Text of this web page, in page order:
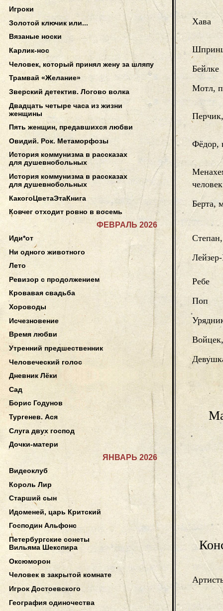
Хава
Бейлке
Мотл,
Фёдор,
Берта,
Ребе
Поп
Игроки
Золотой ключик или...
Вязаные носки
Карлик-нос
Человек, который принял жену за шляпу
Трамвай «Желание»
Зверский детектив. Логово волка
Двадцать четыре часа из жизни
женщины
Пять женщин, предавшихся любви
Овидий. Рок. Метаморфозы
История коммунизма в рассказах
для душевнобольных
История коммунизма в рассказах
для душевнобольных
КакогоЦветаЭтаКнига
Ковчег отходит ровно в восемь
ФЕВРАЛЬ 2026
Иди*от
Ни одного животного
Лето
Ревизор с продолжением
Кровавая свадьба
Хороводы
Исчезновение
Время любви
Утренний предшественник
Человеческий голос
Дневник Лёки
Сад
Борис Годунов
Тургенев. Ася
Слуга двух господ
Дочки-матери
ЯНВАРЬ 2026
Видеоклуб
Король Лир
Старший сын
Идоменей, царь Критский
Господин Альфонс
Петербургские сонеты
Вильяма Шекспира
Оксюморон
Человек в закрытой комнате
Игрок Достоевского
География одиночества